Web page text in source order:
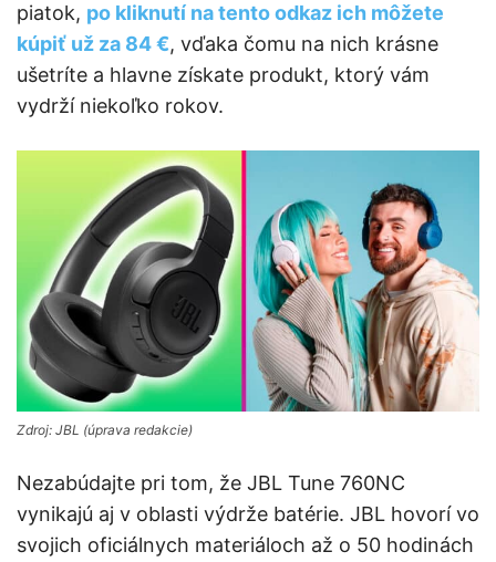
piatok, po kliknutí na tento odkaz ich môžete
kúpiť už za 84 €, vďaka čomu na nich krásne
ušetríte a hlavne získate produkt, ktorý vám
vydrží niekoľko rokov.
Zdroj: JBL (úprava redakcie)
Nezabúdajte pri tom, že JBL Tune 760NC
vynikajú aj v oblasti výdrže batérie. JBL hovorí vo
svojich oficiálnych materiáloch až o 50 hodinách